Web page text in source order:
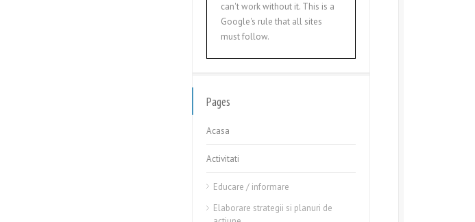
can't work without it. This is a
Google's rule that all sites
must follow.
Pages
Acasa
Activitati
Educare / informare
Elaborare strategii si planuri de